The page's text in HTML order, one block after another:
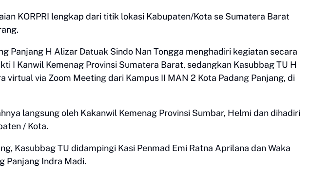
KORPRI lengkap dari titik lokasi Kabupaten/Kota se Sumatera Barat
Panjang H Alizar Datuak Sindo Nan Tongga menghadiri kegiatan secara
I Kanwil Kemenag Provinsi Sumatera Barat, sedangkan Kasubbag TU H
virtual via Zoom Meeting dari Kampus II MAN 2 Kota Padang Panjang, di
langsung oleh Kakanwil Kemenag Provinsi Sumbar, Helmi dan dihadiri
/ Kota.
Kasubbag TU didampingi Kasi Penmad Emi Ratna Aprilana dan Waka
Panjang Indra Madi.